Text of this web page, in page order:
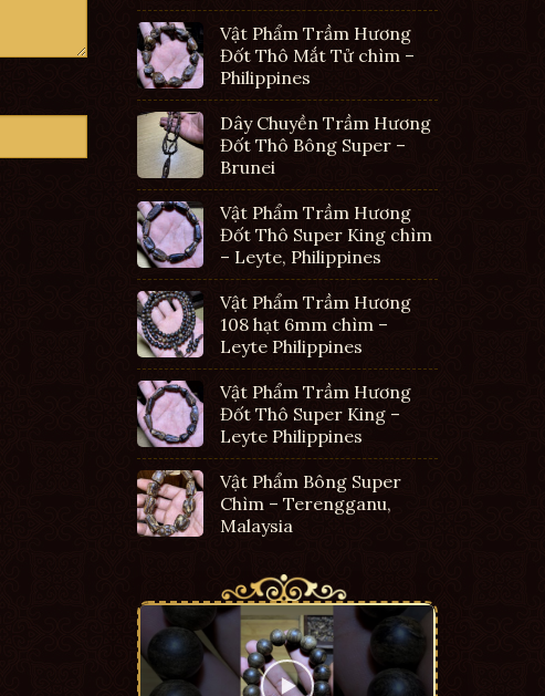
Vật Phẩm Trầm Hương
Đốt Thô Mắt Tử chìm –
Philippines
Dây Chuyền Trầm Hương
Đốt Thô Bông Super –
Brunei
Vật Phẩm Trầm Hương
Đốt Thô Super King chìm
– Leyte, Philippines
Vật Phẩm Trầm Hương
108 hạt 6mm chìm –
Leyte Philippines
Vật Phẩm Trầm Hương
Đốt Thô Super King –
Leyte Philippines
Vật Phẩm Bông Super
Chìm – Terengganu,
Malaysia